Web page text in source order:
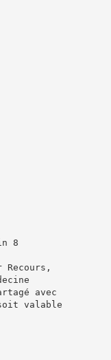
8
Recours,
avec
valable